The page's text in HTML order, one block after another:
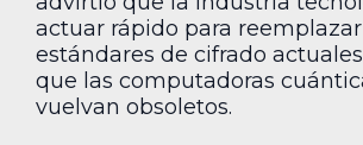
actuar rápido para
estándares de cifrado
que las computadoras
vuelvan obsoletos.